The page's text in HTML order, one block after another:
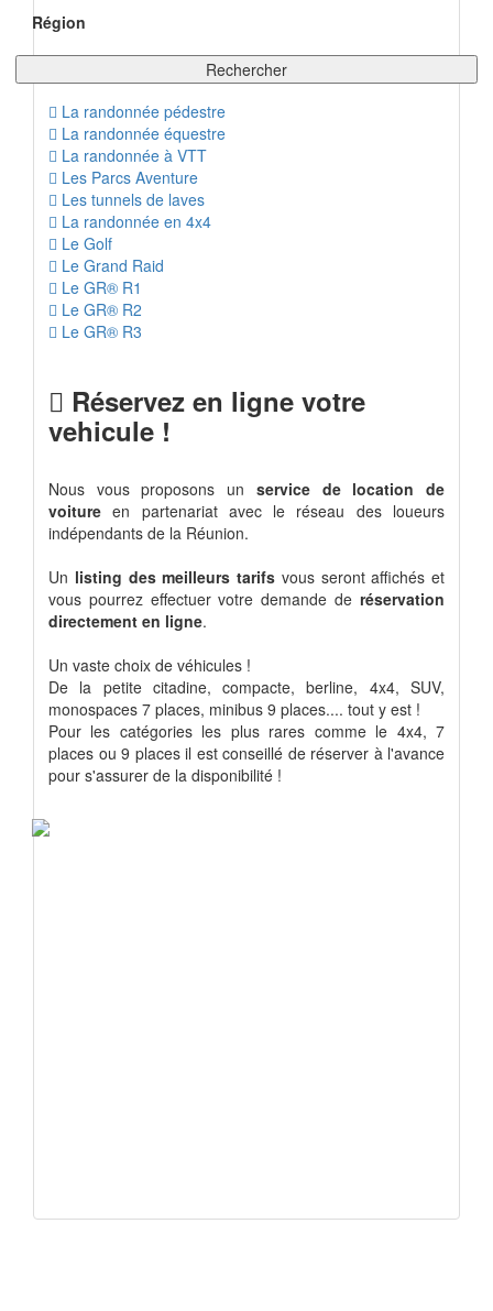
Région
Rechercher
La randonnée pédestre
La randonnée équestre
La randonnée à VTT
Les Parcs Aventure
Les tunnels de laves
La randonnée en 4x4
Le Golf
Le Grand Raid
Le GR® R1
Le GR® R2
Le GR® R3
Réservez en ligne votre
vehicule !
Nous vous proposons un service de location de
voiture en partenariat avec le réseau des loueurs
indépendants de la Réunion.
Un listing des meilleurs tarifs vous seront affichés et
vous pourrez effectuer votre demande de réservation
directement en ligne.
Un vaste choix de véhicules !
De la petite citadine, compacte, berline, 4x4, SUV,
monospaces 7 places, minibus 9 places.... tout y est !
Pour les catégories les plus rares comme le 4x4, 7
places ou 9 places il est conseillé de réserver à l'avance
pour s'assurer de la disponibilité !